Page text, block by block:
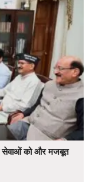
सेवाओं को और मजबूत